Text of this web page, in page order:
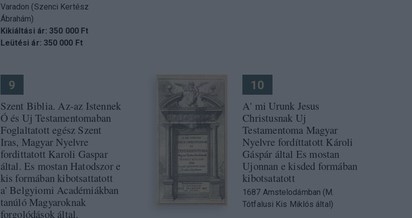
Varadon (Szenci Kertész
Ábrahám)
Kikiáltási ár: 350 000 Ft
Leütési ár: 350 000 Ft
9
Szent Biblia. Az-az Istennek
Ó és Uj Testamentomaban
Foglaltatott egész Szent
Iras, Magyar Nyelvre
fordittatott Karoli Gaspar
által. Es mostan Hatodszor e
kis formában kibotsattatott
a' Belgyiomi Académiákban
tanúló Magyaroknak
forgolódások által.
10
A' mi Urunk Jesus
Christusnak Uj
Testamentoma Magyar
Nyelvre fordíttatott Károli
Gáspár által Es mostan
Ujonnan e kisded formában
kibotsatatott
1687 Amstelodámban (M.
Tótfalusi Kis Miklós által)